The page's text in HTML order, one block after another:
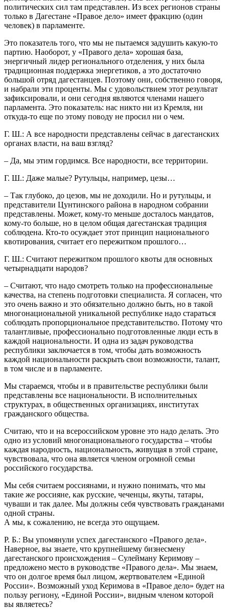
политических сил там представлен. Из всех регионов страны
только в Дагестане «Правое дело» имеет фракцию (один
человек) в парламенте.
Это показатель того, что мы не пытаемся задушить какую-то
партию. Наоборот, у «Правого дела» хорошая база,
энергичный лидер регионального отделения, у них была
традиционная поддержка энергетиков, а это достаточно
большой отряд дагестанцев. Поэтому они, собственно говоря,
и набрали эти проценты. Мы с удовольствием этот результат
зафиксировали, и они сегодня являются членами нашего
парламента. Это показатель: нас никто ни из Кремля, ни
откуда-то еще по этому поводу не просил ни о чем.
Г. Ш.: А все народности представлены сейчас в дагестанских
органах власти, на ваш взгляд?
– Да, мы этим гордимся. Все народности, все территории.
Г. Ш.: Даже малые? Рутульцы, например, цезы…
– Так глубоко, до цезов, мы не доходили. Но и рутульцы, и
представители Цунтинского района в народном собрании
представлены. Может, кому-то меньше досталось мандатов,
кому-то больше, но в целом общая дагестанская традиция
соблюдена. Кто-то осуждает этот принцип национального
квотирования, считает его пережитком прошлого…
Г. Ш.: Считают пережитком прошлого квоты для основных
четырнадцати народов?
– Считают, что надо смотреть только на профессиональные
качества, на степень подготовки специалиста. Я согласен, что
это очень важно и это обязательно должно быть, но в такой
многонациональной уникальной республике надо стараться
соблюдать пропорциональное представительство. Потому что
талантливые, профессионально подготовленные люди есть в
каждой национальности. И одна из задач руководства
республики заключается в том, чтобы дать возможность
каждой национальности раскрыть свои возможности, талант,
в том числе и в парламенте.
Мы стараемся, чтобы и в правительстве республики были
представлены все национальности. В исполнительных
структурах, в общественных организациях, институтах
гражданского общества.
Считаю, что и на всероссийском уровне это надо делать. Это
одно из условий многонационального государства – чтобы
каждая народность, национальность, живущая в этой стране,
чувствовала, что она является членом огромной семьи
российского государства.
Мы себя считаем россиянами, и нужно понимать, что мы
такие же россияне, как русские, чеченцы, якуты, татары,
чуваши и так далее. Мы должны себя чувствовать гражданами
одной страны.
А мы, к сожалению, не всегда это ощущаем.
Р. Б.: Вы упомянули успех дагестанского «Правого дела».
Наверное, вы знаете, что крупнейшему бизнесмену
дагестанского происхождения – Сулейману Керимову –
предложено место в руководстве «Правого дела». Мы знаем,
что он долгое время был лицом, жертвователем «Единой
России». Возможный уход Керимова в «Правое дело» будет на
пользу региону, «Единой России», видным членом которой
вы являетесь?